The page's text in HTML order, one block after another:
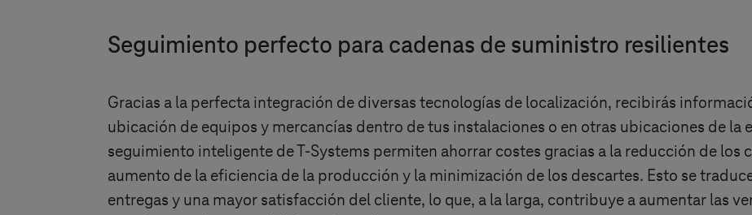
Seguimiento perfecto para cadenas de suministro resilientes
Gracias a la perfecta integración de diversas tecnologías de localización, recibirás
ubicación de equipos y mercancías dentro de tus instalaciones o en otras ubicaciones de la
seguimiento inteligente deT-Systems permiten ahorrar costes gracias a la reducción de los
aumento de la eficiencia de la producción y la minimización de los descartes. Esto se
entregas y una mayor satisfacción del cliente, lo que, a la larga, contribuye a aumentar las